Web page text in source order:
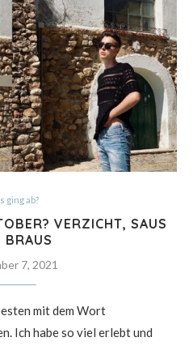
ging ab?
VERZICHT, SAUS
BRAUS
7, 2021
mit dem Wort
Ich habe so viel erlebt und